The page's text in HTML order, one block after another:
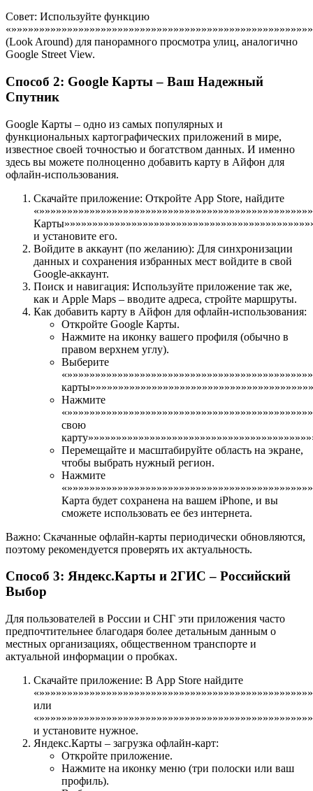
Совет: Используйте функцию
(Look Around) для панорамного просмотра улиц, аналогично
Google Street View.
Способ 2: Google Карты – Ваш Надежный
Спутник
Google Карты – одно из самых популярных и
функциональных картографических приложений в мире,
известное своей точностью и богатством данных. И именно
здесь вы можете полноценно добавить карту в Айфон для
офлайн-использования.
Скачайте приложение: Откройте App Store, найдите
и установите его.
Войдите в аккаунт (по желанию): Для синхронизации
данных и сохранения избранных мест войдите в свой
Google-аккаунт.
Поиск и навигация: Используйте приложение так же,
как и Apple Maps – вводите адреса, стройте маршруты.
Как добавить карту в Айфон для офлайн-использования:
Откройте Google Карты.
Нажмите на иконку вашего профиля (обычно в
правом верхнем углу).
Выберите
Нажмите
свою
Перемещайте и масштабируйте область на экране,
чтобы выбрать нужный регион.
Нажмите
Карта будет сохранена на вашем iPhone, и вы
сможете использовать ее без интернета.
Важно: Скачанные офлайн-карты периодически обновляются,
поэтому рекомендуется проверять их актуальность.
Способ 3: Яндекс.Карты и 2ГИС – Российский
Выбор
Для пользователей в России и СНГ эти приложения часто
предпочтительнее благодаря более детальным данным о
местных организациях, общественном транспорте и
актуальной информации о пробках.
Скачайте приложение: В App Store найдите
или
и установите нужное.
Яндекс.Карты – загрузка офлайн-карт:
Откройте приложение.
Нажмите на иконку меню (три полоски или ваш
профиль).